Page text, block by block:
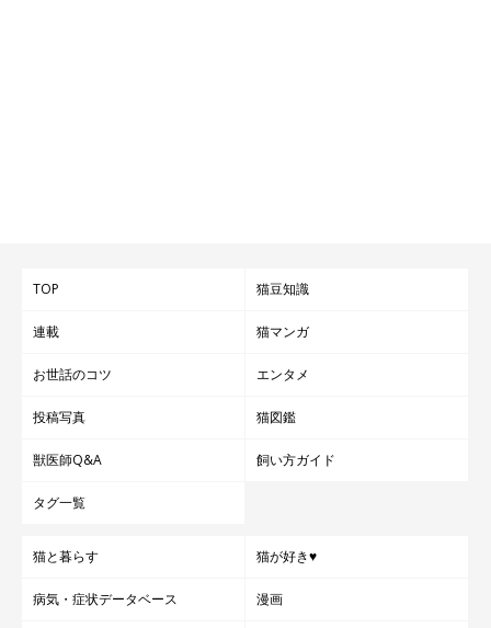
TOP 猫豆知識
連載 猫マンガ
お世話のコツ エンタメ
投稿写真 猫図鑑
獣医師Q&A 飼い方ガイド
タグ一覧
猫と暮らす 猫が好き♥
病気・症状データベース 漫画